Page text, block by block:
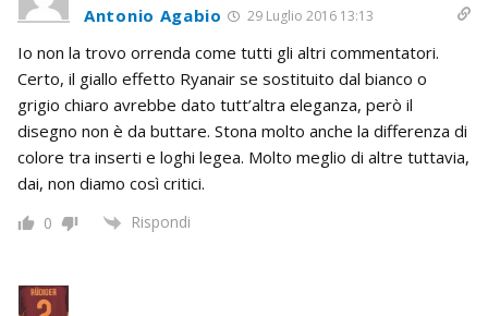
Antonio Agabio 29 Luglio 2016 13:13
Io non la trovo orrenda come tutti gli altri commentatori.
Certo, il giallo effetto Ryanair se sostituito dal bianco o
grigio chiaro avrebbe dato tutt’altra eleganza, però il
disegno non è da buttare. Stona molto anche la differenza di
colore tra inserti e loghi legea. Molto meglio di altre tuttavia,
dai, non diamo così critici.
0 Rispondi